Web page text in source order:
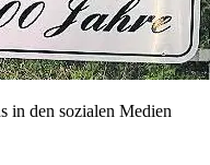
in den sozialen Medien